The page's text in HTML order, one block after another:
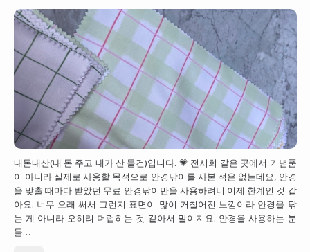
내돈내산(내 돈 주고 내가 산 물건)입니다. 💗 전시회 같은 곳에서 기념품
이 아니라 실제로 사용할 목적으로 안경닦이를 사본 적은 없는데요, 안경
을 맞출 때마다 받았던 무료 안경닦이만을 사용하려니 이제 한계인 것 같
아요. 너무 오래 써서 그런지 표면이 많이 거칠어진 느낌이라 안경을 닦
는 게 아니라 오히려 더럽히는 것 같아서 말이지요. 안경을 사용하는 분
들…